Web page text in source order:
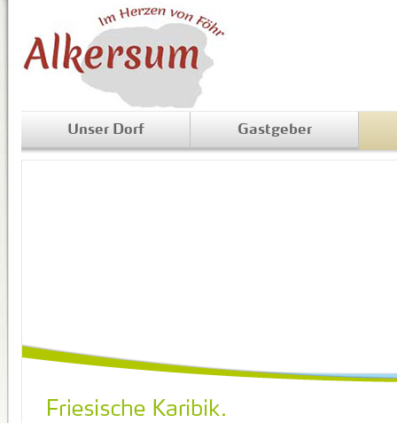
Unser Dorf Gastgeber